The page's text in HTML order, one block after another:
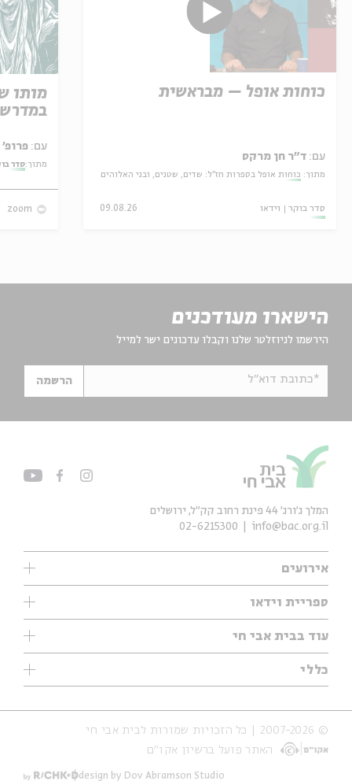
כוחות אופל – מבראשית
עם: ד"ר חן מרקס
מתוך: כוחות אופל בספרות חז"ל: שדים, שטנים, ובני האלוהים
סדר בוקר וידאו 09.08.26
מותו
עם: פרופ' אביגדור שנאן
מתוך:סדר
zoom
הישארו מעודכנים
הירשמו לניוזלטר שלנו וקבלו עדכונים ישר למייל
*כתובת דוא"ל הרשמה
אירועים
עיון
אנגלית
נוער
סדרות
אירועי עבר
אירועים בירושלים
ספריית וידאו
ילדים
מוזיקה
עיון
מיוחדים
עוד בבית אבי חי
תערוכות
מיוחדים
כללי
אודות
הצהרת נגישות
תנאי שימוש והצהרת פרטיות
המלך ג'ורג' 44 פינת רחוב קק״ל, ירושלים
info@bac.org.il
02-6215300
© 2007-2026 | כל הזכויות שמורות לבית אבי חי
האתר פועל ברשיון אקו״ם
design by Dov Abramson Studio